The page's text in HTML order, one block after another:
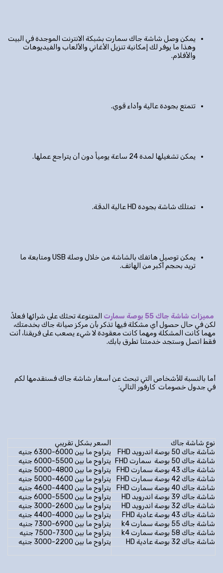
يمكن وصل شاشة جاك سمارت بشبكة الانترنت الموجدة في البيت
وهذا ما يوفر لك إمكانية تنزيل الأغاني والألعاب والفيديوهات
والأفلام.
تتمتع بجودة عالية وأداء قوي.
يمكن تشغيلها لمدة 24 ساعة يومياً دون أن يتراجع عملها.
تمتلك شاشة بجودة HD عالية الدقة.
يمكن توصيل هاتفك بالشاشة من خلال وصلة USB ومتابعة ما
تريد بحجم أكبر من الهاتف.
مميزات شاشة جاك 55 بوصة سمارت
المتنوعة تحثك على شرائها فعلاً،
لكن في حال حصول أي مشكلة فيها تذكر بأن مركز صيانة جاك بخدمتك،
مهما كانت المشكلة ومهما كانت معقودة لا شيء يصعب على فريقنا، أنت
فقط اتصل وستجد خدمتنا تطرق بابك.
أما بالنسبة للأشخاص التي تبحث عن أسعار شاشة جاك فسنقدمها لكم
في جدول خصومات كارفور التالي:
نوع شاشة جاك
السعر بشكل تقريبي
شاشة جاك 50 بوصة اندرويد FHD
يتراوح ما بين 6000-6300 جنيه
شاشة جاك 50 بوصة سمارت FHD
يتراوح ما بين 5500-6000 جنيه
شاشة جاك 43 بوصة سمارت FHD
يتراوح ما بين 4800-5000 جنيه
شاشة جاك 42 بوصة سمارت FHD
يتراوح ما بين 4600-5000 جنيه
شاشة جاك 40 بوصة سمارت FHD
يتراوح ما بين 4400-4600 جنيه
شاشة جاك 39 بوصة اندرويد HD
يتراوح ما بين 5500-6000 جنيه
شاشة جاك 32 بوصة اندرويد HD
يتراوح ما بين 2600-3000 جنيه
شاشة جاك 43 بوصة عادية FHD
يتراوح ما بين 4000-4400 جنيه
شاشة جاك 55 بوصة سمارت k4
يتراوح ما بين 6900-7300 جنيه
شاشة جاك 58 بوصة سمارت k4
يتراوح ما بين 7300-7500 جنيه
شاشة جاك 32 بوصة عادية HD
يتراوح ما بين 2200-3000 جنيه